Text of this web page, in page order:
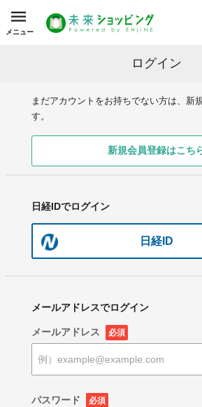
メニュー
ログイン
まだアカウントをお持ちでない方は、新
す。
新規会員登録はこち
日経IDでログイン
日経ID
メールアドレスでログイン
メールアドレス 必須
パスワード 必須